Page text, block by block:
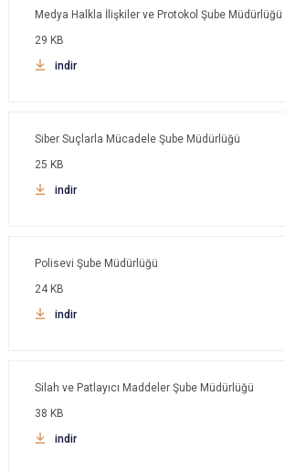
Medya Halkla İlişkiler ve Protokol Şube Müdürlüğü
29 KB
indir
Siber Suçlarla Mücadele Şube Müdürlüğü
25 KB
indir
Polisevi Şube Müdürlüğü
24 KB
indir
Silah ve Patlayıcı Maddeler Şube Müdürlüğü
38 KB
indir